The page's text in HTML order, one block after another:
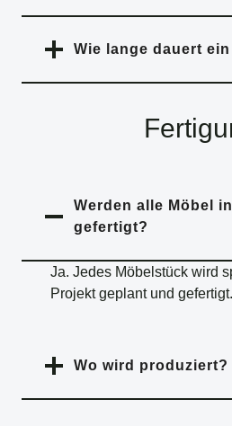
Wie lange dauert
Werden alle Möbel
gefertigt?
Ja. Jedes Möbelstück wird
Projekt geplant und gefertigt.
Wo wird produziert?